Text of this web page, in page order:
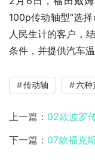
100p传动轴型“选
人民生计的客户，
条件，并提供汽车
传动轴 六种
上一篇： 02款波罗
下一篇： 07款福克